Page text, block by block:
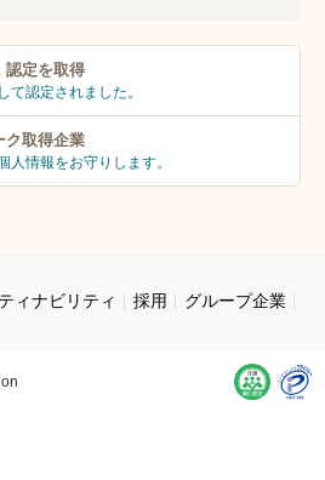
認定を取得
て認定されました。
ク取得企業
人情報をお守りします。
ィナビリティ 採用
グループ企業